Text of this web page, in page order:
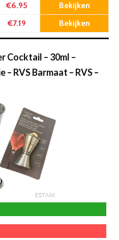
€6.95 Bekijken
€7.19 Bekijken
Cocktail – 30ml –
RVS Barmaat – RVS –